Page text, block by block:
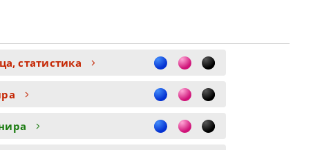
статистика